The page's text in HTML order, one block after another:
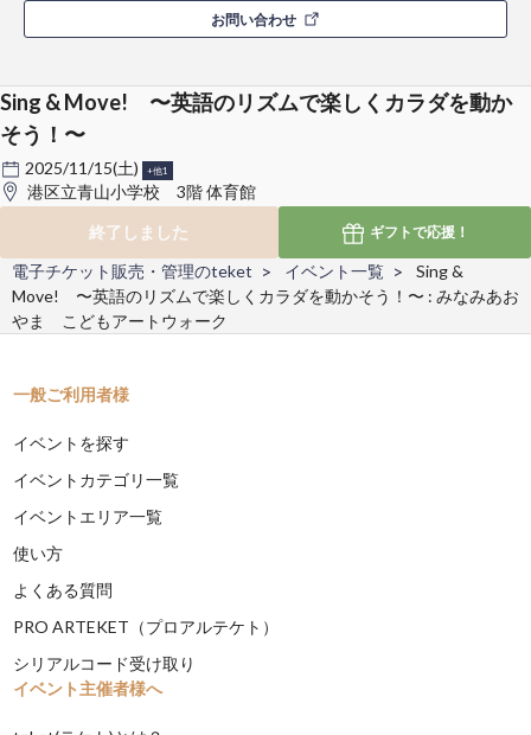
お問い合わせ
Sing & Move! 〜英語のリズムで楽しくカラダを動か
そう！〜
2025/11/15(土) +他1
港区立青山小学校 3階 体育館
終了しました
ギフトで応援！
電子チケット販売・管理のteket イベント一覧
Sing &
Move! 〜英語のリズムで楽しくカラダを動かそう！〜 : みなみあお
やま こどもアートウォーク
一般ご利用者様
イベントを探す
イベントカテゴリ一覧
イベントエリア一覧
使い方
よくある質問
PRO ARTEKET（プロアルテケト）
シリアルコード受け取り
イベント主催者様へ